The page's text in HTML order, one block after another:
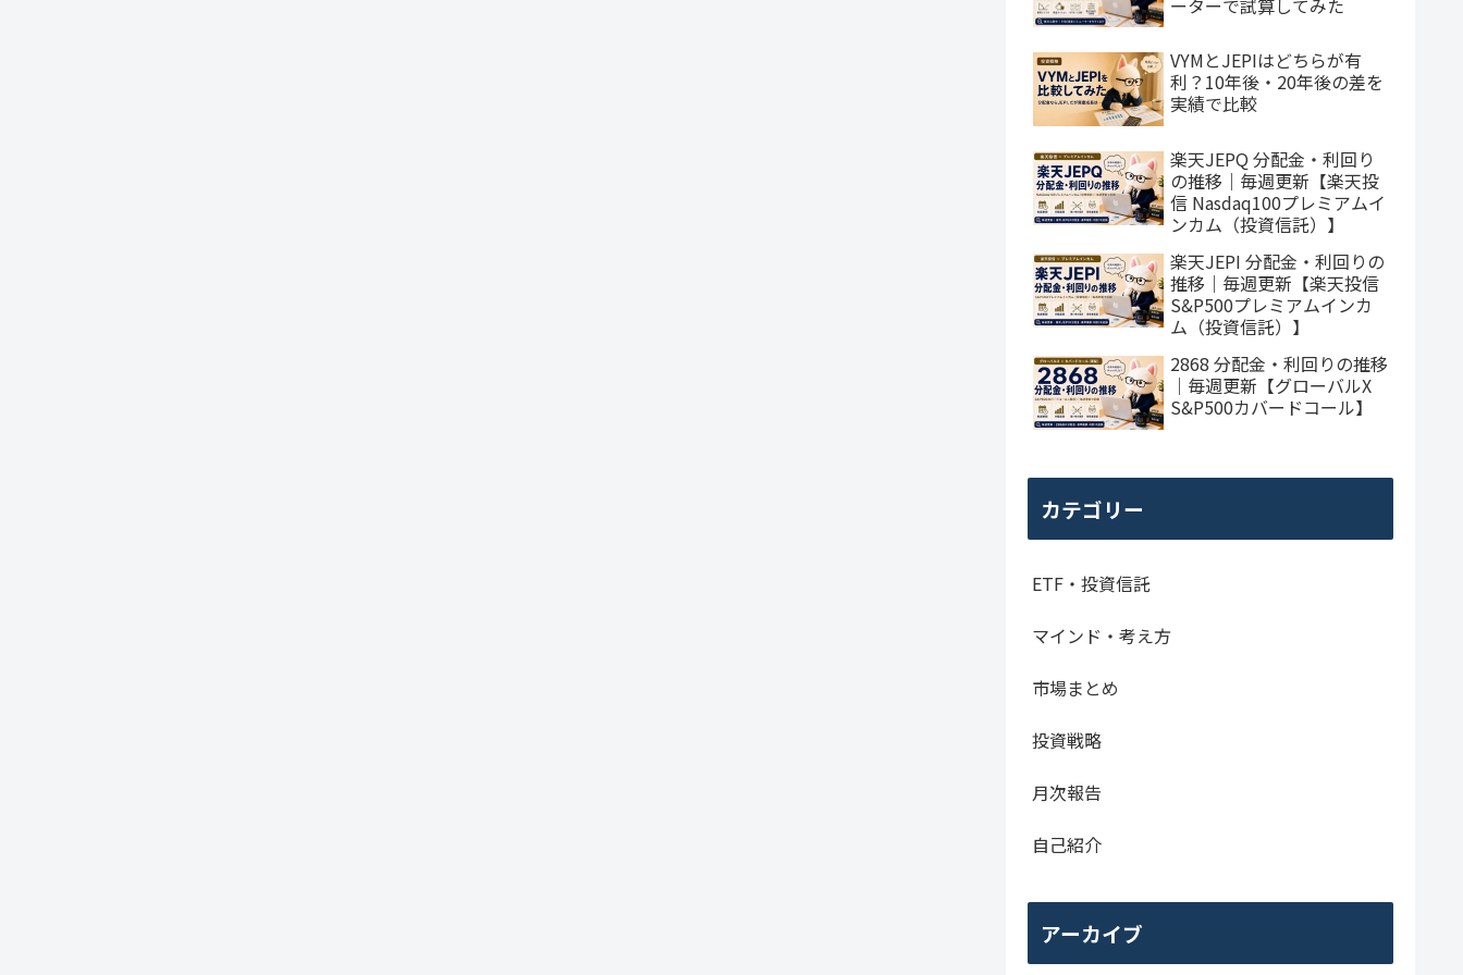
VYMとJEPIはどちらが有
利？10年後・20年後の差を
実績で比較
楽天JEPQ 分配金・利回り
の推移｜毎週更新【楽天投
信 Nasdaq100プレミアムイ
ンカム（投資信託）】
楽天JEPI 分配金・利回りの
推移｜毎週更新【楽天投信
S&P500プレミアムインカ
ム（投資信託）】
2868 分配金・利回りの推移
｜毎週更新【グローバルX
S&P500カバードコール】
カテゴリー
ETF・投資信託
マインド・考え方
市場まとめ
投資戦略
月次報告
自己紹介
アーカイブ